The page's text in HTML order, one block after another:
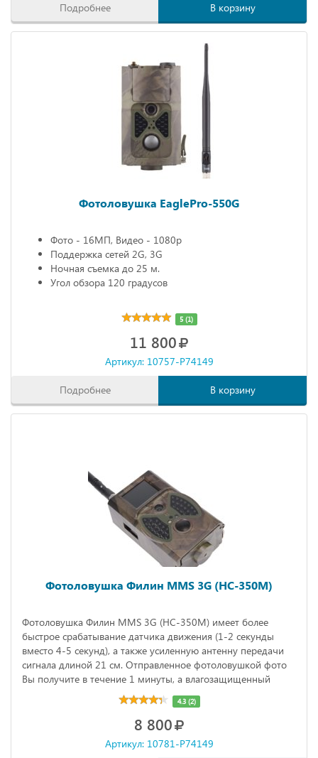
Подробнее В корзину
Фотоловушка EaglePro-550G
Фото - 16МП, Видео - 1080р
Поддержка сетей 2G, 3G
Ночная съемка до 25 м.
Угол обзора 120 градусов
5 (1)
11 800
Артикул: 10757-P74149
Подробнее В корзину
Фотоловушка Филин MMS 3G (HC-350M)
Фотоловушка Филин MMS 3G (HC-350M) имеет более
быстрое срабатывание датчика движения (1-2 секунды
вместо 4-5 секунд), а также усиленную антенну передачи
сигнала длиной 21 см. Отправленное фотоловушкой фото
Вы получите в течение 1 минуты, а влагозащищенный
корпус позволит оставлять камеру на длительное время без
смены источника питания (время работы в режиме
4.3 (2)
8 800
Артикул: 10781-P74149